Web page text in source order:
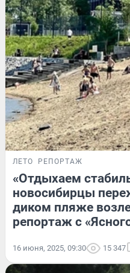
ЛЕТО РЕПОРТАЖ
«Отдыхаем
новосибирцы
диком пляже
репортаж с
16 июня, 2025, 09:30 15 347